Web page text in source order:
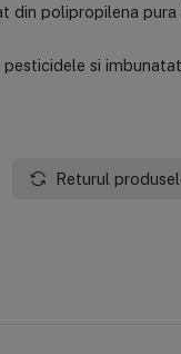
din polipropilena
si
Returul